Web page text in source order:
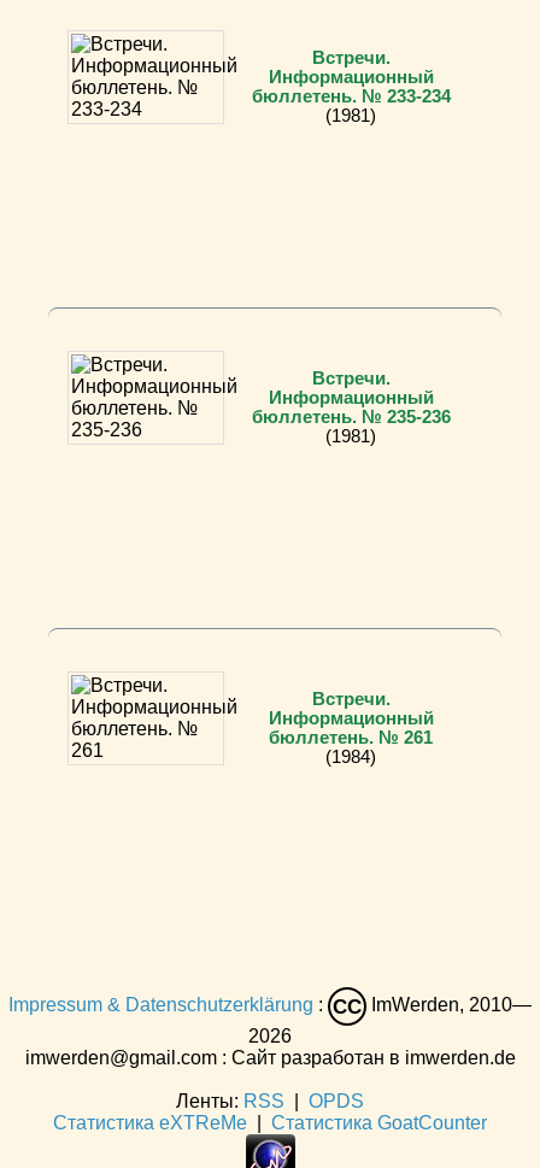
Встречи.
Информационный
бюллетень. № 233-234
(1981)
Встречи.
Информационный
бюллетень. № 235-236
(1981)
Встречи.
Информационный
бюллетень. № 261
(1984)
Impressum & Datenschutzerklärung : CC
ImWerden, 2010—
2026
imwerden@gmail.com : Сайт разработан в imwerden.de
Ленты: RSS
OPDS
Статистика eXTReMe
Статистика GoatCounter